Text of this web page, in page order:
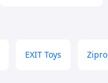
EXIT Toys Zipro